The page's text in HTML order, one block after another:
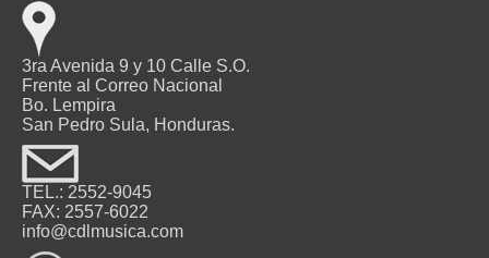
3ra Avenida 9 y 10 Calle S.O.
Frente al Correo Nacional
Bo. Lempira
San Pedro Sula, Honduras.
TEL.: 2552-9045
FAX: 2557-6022
info@cdlmusica.com